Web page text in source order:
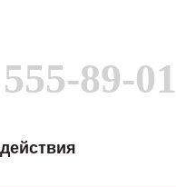
89-01